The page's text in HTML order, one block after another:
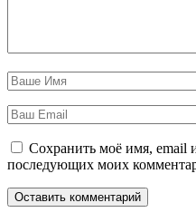
Сохранить моё имя, email
последующих моих